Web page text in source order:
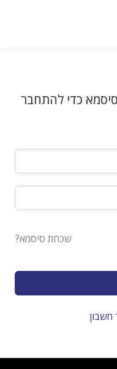
כדי להתחבר
שכחת סיסמא?
חשבון